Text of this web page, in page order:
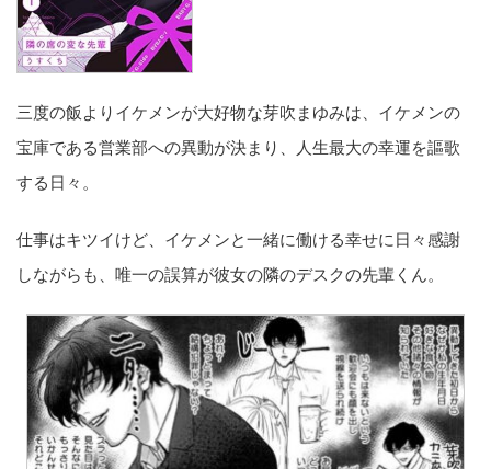
三度の飯よりイケメンが大好物な芽吹まゆみは、イケメンの
宝庫である営業部への異動が決まり、人生最大の幸運を謳歌
する日々。
仕事はキツイけど、イケメンと一緒に働ける幸せに日々感謝
しながらも、唯一の誤算が彼女の隣のデスクの先輩くん。